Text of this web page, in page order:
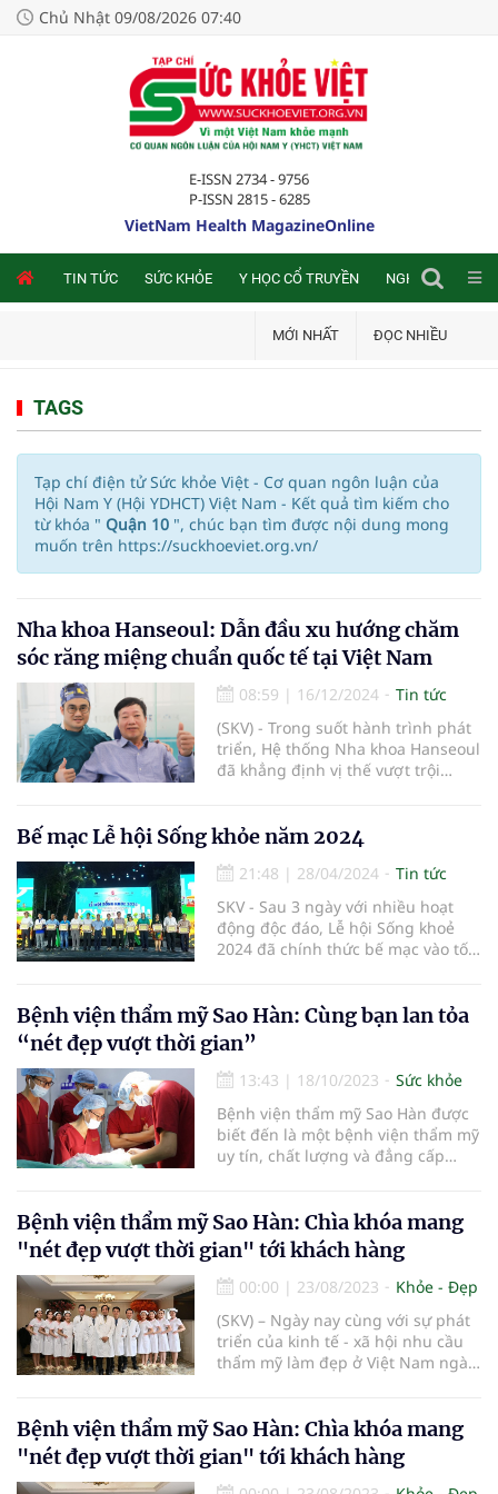
Chủ Nhật 09/08/2026 07:40
E-ISSN 2734 - 9756
P-ISSN 2815 - 6285
VietNam Health MagazineOnline
TIN TỨC SỨC KHỎE Y HỌC CỔ TRUYỀN NGHIÊN CỨU
MỚI NHẤT ĐỌC NHIỀU
TAGS
Tạp chí điện tử Sức khỏe Việt - Cơ quan ngôn luận của
Hội Nam Y (Hội YDHCT) Việt Nam - Kết quả tìm kiếm cho
từ khóa " Quận 10 ", chúc bạn tìm được nội dung mong
muốn trên https://suckhoeviet.org.vn/
Nha khoa Hanseoul: Dẫn đầu xu hướng chăm
sóc răng miệng chuẩn quốc tế tại Việt Nam
08:59 | 16/12/2024
Tin tức
(SKV) - Trong suốt hành trình phát
triển, Hệ thống Nha khoa Hanseoul
đã khẳng định vị thế vượt trội
mệnh mang đến giải pháp nha
khoa toàn diện, hiện đại và chuẩn
quốc tế, Hanseoul đã trở thành địa
chỉ tin cậy cho hàng triệu khách
hàng trên khắp cả nước.
Bế mạc Lễ hội Sống khỏe năm 2024
21:48 | 28/04/2024
Tin tức
SKV - Sau 3 ngày với nhiều hoạt
động độc đáo, Lễ hội Sống khoẻ
2024 đã chính thức bế mạc vào tối
Bệnh viện thẩm mỹ Sao Hàn: Cùng bạn lan tỏa
“nét đẹp vượt thời gian”
13:43 | 18/10/2023
Sức khỏe
Bệnh viện thẩm mỹ Sao Hàn được
biết đến là một bệnh viện thẩm mỹ
uy tín, chất lượng và đẳng cấp
Bệnh viện thẩm mỹ Sao Hàn: Chìa khóa mang
"nét đẹp vượt thời gian" tới khách hàng
00:00 | 23/08/2023
Khỏe - Đẹp
(SKV) – Ngày nay cùng với sự phát
triển của kinh tế - xã hội nhu cầu
thẩm mỹ làm đẹp ở Việt Nam ngày
nhiều chị em “Chọn mặt gửi vàng”,
Bệnh viện Thẩm mỹ Sao Hàn đã và
đang có những bước đi vững chắc
trên con đường chinh phục cái
Bệnh viện thẩm mỹ Sao Hàn: Chìa khóa mang
"nét đẹp vượt thời gian" tới khách hàng